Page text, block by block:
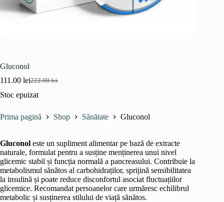
Gluconol
222.00lei
Prețul
inițial
222.00 lei.
111.00 leiPrețul
curent
Stoc epuizat
Prima pagină Shop Sănătate Gluconol
Gluconol este un supliment alimentar pe bază de extracte
naturale, formulat pentru a susține menținerea unui nivel
glicemic stabil și funcția normală a pancreasului. Contribuie la
metabolismul sănătos al carbohidraților, sprijină sensibilitatea
la insulină și poate reduce disconfortul asociat fluctuațiilor
glicemice. Recomandat persoanelor care urmăresc echilibrul
metabolic și susținerea stilului de viață sănătos.